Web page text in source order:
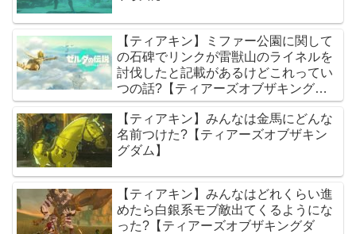
【ティアキン】ミファー公園に関して
の石碑でリンクが雷獣山のライネルを
討伐したと記載があるけどこれってい
つの話?【ティアーズオブザキングダ
ム】
【ティアキン】みんなは金馬にどんな
名前つけた?【ティアーズオブザキン
グダム】
【ティアキン】みんなはどれくらい進
めたら白銀系モブ敵出てくるようにな
った?【ティアーズオブザキングダ